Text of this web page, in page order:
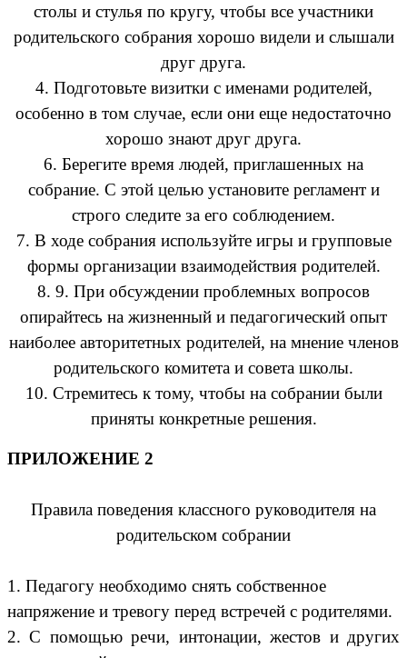
столы и стулья по кругу, чтобы все участники
родительского собрания хорошо видели и слышали
друг друга.
4. Подготовьте визитки с именами родителей,
особенно в том случае, если они еще недостаточно
хорошо знают друг друга.
6. Берегите время людей, приглашенных на
собрание. С этой целью установите регламент и
строго следите за его соблюдением.
7. В ходе собрания используйте игры и групповые
формы организации взаимодействия родителей.
8. 9. При обсуждении проблемных вопросов
опирайтесь на жизненный и педагогический опыт
наиболее авторитетных родителей, на мнение членов
родительского комитета и совета школы.
10. Стремитесь к тому, чтобы на собрании были
приняты конкретные решения.
ПРИЛОЖЕНИЕ 2
Правила поведения классного руководителя на
родительском собрании
1. Педагогу необходимо снять собственное
напряжение и тревогу перед встречей с родителями.
2. С помощью речи, интонации, жестов и других